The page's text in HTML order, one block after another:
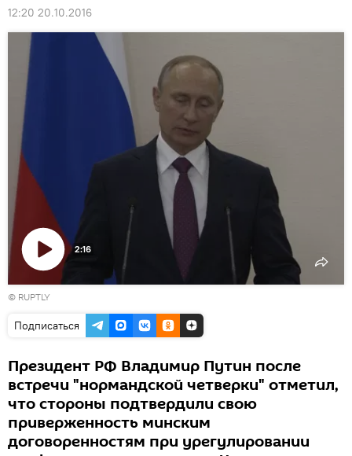
12:20 20.10.2016
Воспроизвести
видео
2:16
© RUPTLY
Подписаться
Президент РФ Владимир Путин после
встречи "нормандской четверки" отметил,
что стороны подтвердили свою
приверженность минским
договоренностям при урегулировании